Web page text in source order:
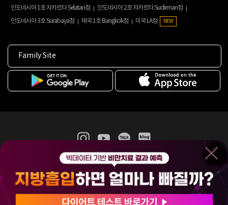
인도네시아 1호 자카르타 Selatan점
인도네시아 2호 자카르타 Sudirman점
인도네시아 3호 Surabaya점
태국 1호 Bangkok점 미국 LA점 NEW
Family Site
365mc 병·의원 이용약관
홈페이지 이용약관
비급여진료수가
(주)365mcㅣ서울특별시 서초구 서초대로52길 7, 3~4층(서초동, 제일빌딩)
120-87-04354ㅣ김남철